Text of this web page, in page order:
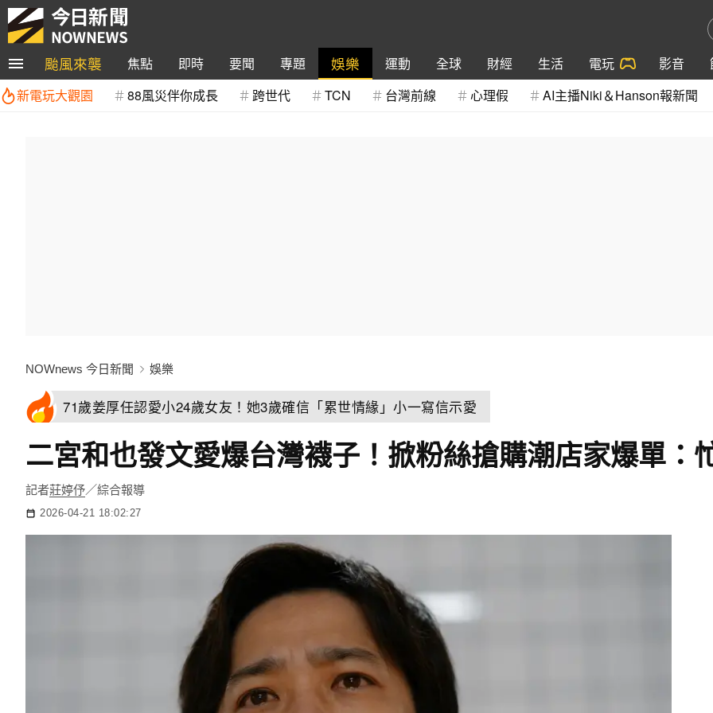
颱風來襲 焦點 即時 要聞 專題 娛樂 運動 全球 財經 生活 電玩 影音
新電玩大觀園
88風災伴你成長 跨世代 TCN 台灣前線 心理假 AI主播Niki＆Hanson報新聞
NOWnews 今日新聞 娛樂
71歲姜厚任認愛小24歲女友！她3歲確信「累世情緣」小一寫信示愛
二宮和也發文愛爆台灣襪子！掀粉絲搶購潮店家爆單：
記者莊婷伃／綜合報導
2026-04-21 18:02:27